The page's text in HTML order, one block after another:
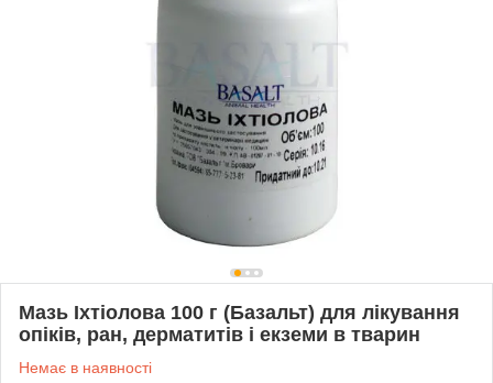
Мазь Іхтіолова 100 г (Базальт) для лікування
опіків, ран, дерматитів і екземи в тварин
Немає в наявності